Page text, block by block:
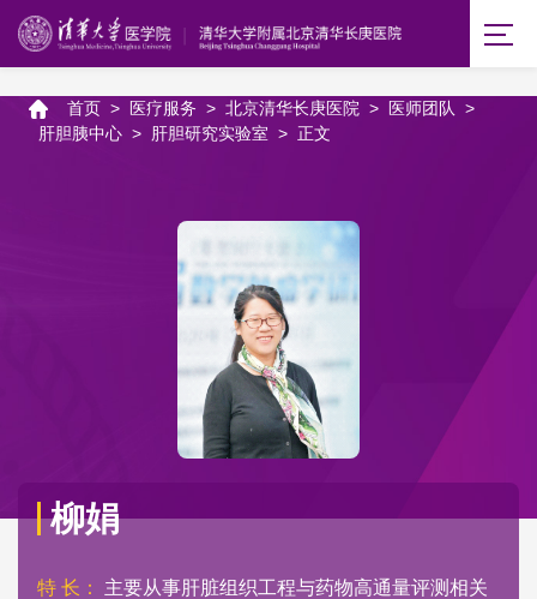
首页 > 医疗服务 > 北京清华长庚医院 > 医师团队
>
肝胆胰中心 > 肝胆研究实验室 > 正文
柳娟
特 长： 主要从事肝脏组织工程与药物高通量评测相关